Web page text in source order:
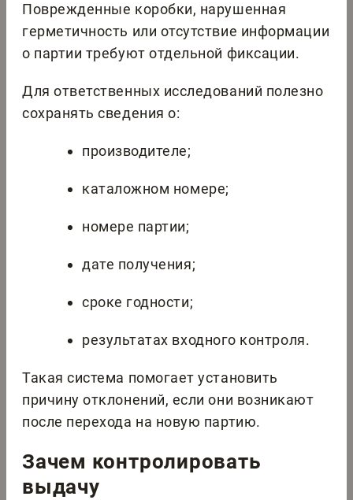
Поврежденные коробки, нарушенная
герметичность или отсутствие информации
о партии требуют отдельной фиксации.
Для ответственных исследований полезно
сохранять сведения о:
производителе;
каталожном номере;
номере партии;
дате получения;
сроке годности;
результатах входного контроля.
Такая система помогает установить
причину отклонений, если они возникают
после перехода на новую партию.
Зачем контролировать
выдачу